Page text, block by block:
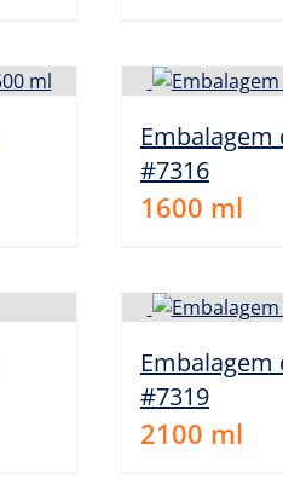
#7316
1600 ml
#7319
2100 ml